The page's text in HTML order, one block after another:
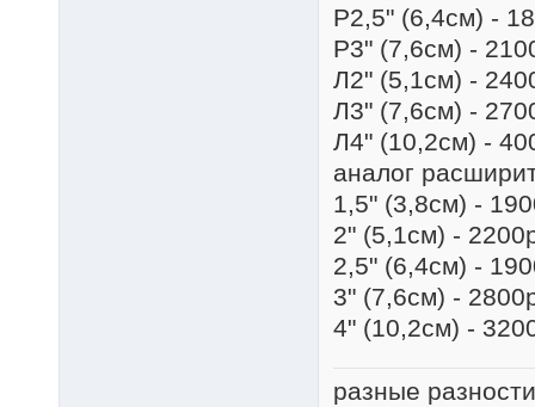
P2,5" (6,4см) -
P3" (7,6см) -
Л2" (5,1см) -
Л3" (7,6см) -
Л4" (10,2см) -
аналог
1,5" (3,8см) -
2" (5,1см) -
2,5" (6,4см) -
3" (7,6см) -
4" (10,2см) -
разные